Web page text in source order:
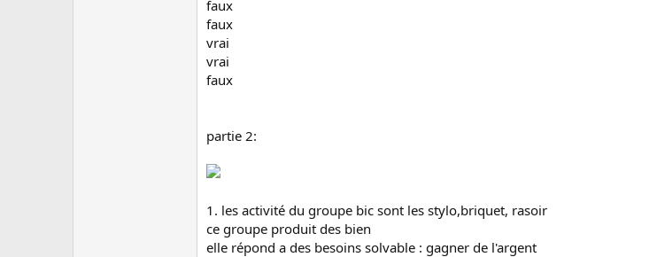
faux
faux
vrai
vrai
faux
partie 2:
1. les activité du groupe bic sont les stylo,briquet, rasoir
ce groupe produit des bien
elle répond a des besoins solvable : gagner de l'argent